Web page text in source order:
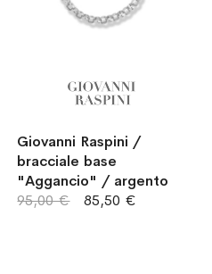
Giovanni Raspini /
bracciale base
"Aggancio" / argento
85,50 €
95,00 €